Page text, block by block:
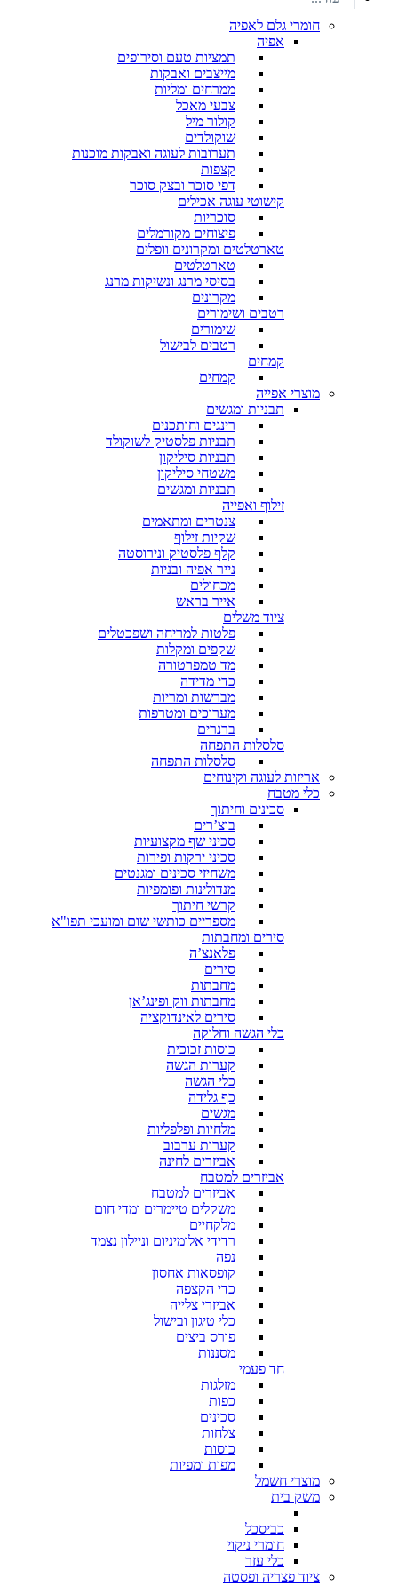
חומרי גלם לאפיה
אפיה
תמציות טעם וסירופים
מייצבים ואבקות
ממרחים ומליות
צבעי מאכל
קולור מיל
שוקולדים
תערובות לעוגה ואבקות מוכנות
קצפות
דפי סוכר ובצק סוכר
קישוטי עוגה אכילים
סוכריות
פיצוחים מקורמלים
טארטלטים ומקרונים וופלים
טארטלטים
בסיסי מרנג ונשיקות מרנג
מקרונים
רטבים ושימורים
שימורים
רטבים לבישול
קמחים
קמחים
מוצרי אפייה
תבניות ומגשים
רינגים וחותכנים
תבניות פלסטיק לשוקולד
תבניות סיליקון
משטחי סיליקון
תבניות ומגשים
זילוף ואפייה
צנטרים ומתאמים
שקיות זילוף
קלף פלסטיק ונירוסטה
נייר אפיה ובניות
מכחולים
אייר בראש
ציוד משלים
פלטות למריחה ושפכטלים
שקפים ומקלות
מד טמפרטורה
כדי מדידה
מברשות ומריות
מערוכים ומטרפות
ברנרים
סלסלות התפחה
סלסלות התפחה
אריזות לעוגה וקינוחים
כלי מטבח
סכינים וחיתוך
בוצ’רים
סכיני שף מקצועיות
סכיני ירקות ופירות
משחיזי סכינים ומגנטים
מנדולינות ופומפיות
קרשי חיתוך
מספריים כותשי שום ומועכי תפו"א
סירים ומחבתות
פלאנצ’ה
סירים
מחבתות
מחבתות ווק ופינג’אן
סירים לאינדוקציה
כלי הגשה וחלוקה
כוסות זכוכית
קערות הגשה
כלי הגשה
כף גלידה
מגשים
מלחיות ופלפליות
קערות ערבוב
אביזרים לחינה
אביזרים למטבח
אביזרים למטבח
משקלים טיימרים ומדי חום
מלקחיים
רדידי אלומיניום וניילון נצמד
נפה
קופסאות אחסון
כדי הקצפה
אביזרי צלייה
כלי טיגון ובישול
פורס ביצים
מסננות
חד פעמי
מזלגות
כפות
סכינים
צלחות
כוסות
מפות ומפיות
מוצרי חשמל
משק בית
כביסכל
חומרי ניקוי
כלי עזר
ציוד פצריה ופסטה